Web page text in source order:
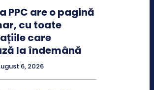
PPC are o pagină
cu toate
care
la îndemână
6, 2026